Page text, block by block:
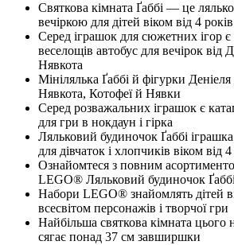
Святкова кімната Ґаббі — це
вечіркою для дітей віком від 4 років
Серед іграшок для сюжетних ігор
веселощів автобус для вечірок від
Нявкота
Мінілялька Ґаббі й фігурки
Нявкота, Котофеї й Нявки
Серед розважальних іграшок є
для гри в нокдаун і гірка
Ляльковий будиночок Ґаббі
для дівчаток і хлопчиків віком від 4
Ознайомтеся з повним
LEGO® Ляльковий будиночок
Набори LEGO® знайомлять дітей
всесвітом персонажів і творчої гри
Найбільша святкова кімната цього
сягає понад 37 см завширшки